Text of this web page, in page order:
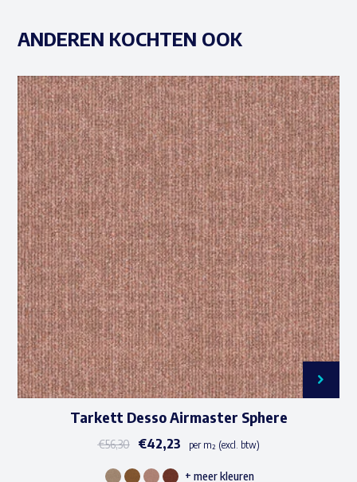
ANDEREN KOCHTEN OOK
Tarkett Desso Airmaster Sphere
€56,30 €42,23 per m² (excl. btw)
+ meer kleuren